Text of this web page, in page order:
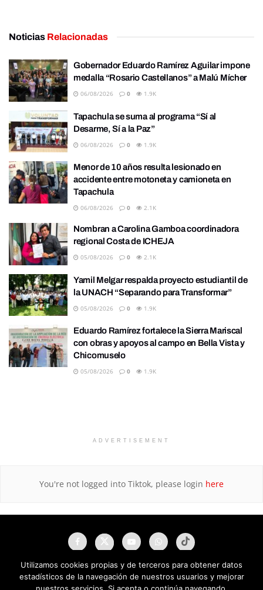
Noticias Relacionadas
Gobernador Eduardo Ramírez Aguilar impone
medalla “Rosario Castellanos” a Malú Mícher
06/08/2026 0 1.9K
Tapachula se suma al programa “Sí al
Desarme, Sí a la Paz”
06/08/2026 0 1.9K
Menor de 10 años resulta lesionado en
accidente entre motoneta y camioneta en
Tapachula
06/08/2026 0 2.1K
Nombran a Carolina Gamboa coordinadora
regional Costa de ICHEJA
05/08/2026 0 2.1K
Yamil Melgar respalda proyecto estudiantil de
la UNACH “Separando para Transformar”
05/08/2026 0 1.9K
Eduardo Ramírez fortalece la Sierra Mariscal
con obras y apoyos al campo en Bella Vista y
Chicomuselo
05/08/2026 0 1.9K
ADVERTISEMENT
You're not logged into Tiktok, please login here
Utilizamos cookies propias y de terceros para obtener datos
estadísticos de la navegación de nuestros usuarios y mejorar